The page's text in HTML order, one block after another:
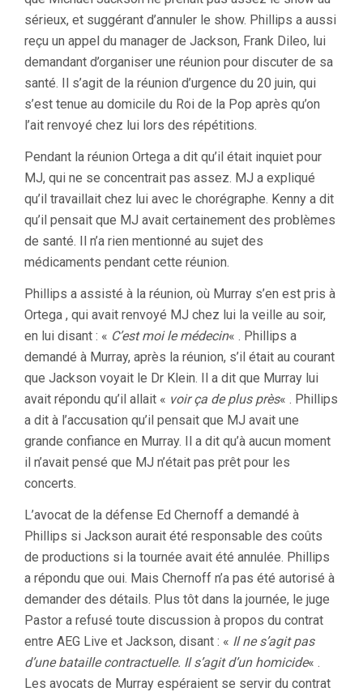
sérieux, et suggérant d’annuler le show. Phillips a aussi
reçu un appel du manager de Jackson, Frank Dileo, lui
demandant d’organiser une réunion pour discuter de sa
santé. Il s’agit de la réunion d’urgence du 20 juin, qui
s’est tenue au domicile du Roi de la Pop après qu’on
l’ait renvoyé chez lui lors des répétitions.
Pendant la réunion Ortega a dit qu’il était inquiet pour
MJ, qui ne se concentrait pas assez. MJ a expliqué
qu’il travaillait chez lui avec le chorégraphe. Kenny a dit
qu’il pensait que MJ avait certainement des problèmes
de santé. Il n’a rien mentionné au sujet des
médicaments pendant cette réunion.
Phillips a assisté à la réunion, où Murray s’en est pris à
Ortega , qui avait renvoyé MJ chez lui la veille au soir,
en lui disant : « C’est moi le médecin« . Phillips a
demandé à Murray, après la réunion, s’il était au courant
que Jackson voyait le Dr Klein. Il a dit que Murray lui
avait répondu qu’il allait « voir ça de plus près« . Phillips
a dit à l’accusation qu’il pensait que MJ avait une
grande confiance en Murray. Il a dit qu’à aucun moment
il n’avait pensé que MJ n’était pas prêt pour les
concerts.
L’avocat de la défense Ed Chernoff a demandé à
Phillips si Jackson aurait été responsable des coûts
de productions si la tournée avait été annulée. Phillips
a répondu que oui. Mais Chernoff n’a pas été autorisé à
demander des détails. Plus tôt dans la journée, le juge
Pastor a refusé toute discussion à propos du contrat
entre AEG Live et Jackson, disant : « Il ne s’agit pas
d’une bataille contractuelle. Il s’agit d’un homicide« .
Les avocats de Murray espéraient se servir du contrat